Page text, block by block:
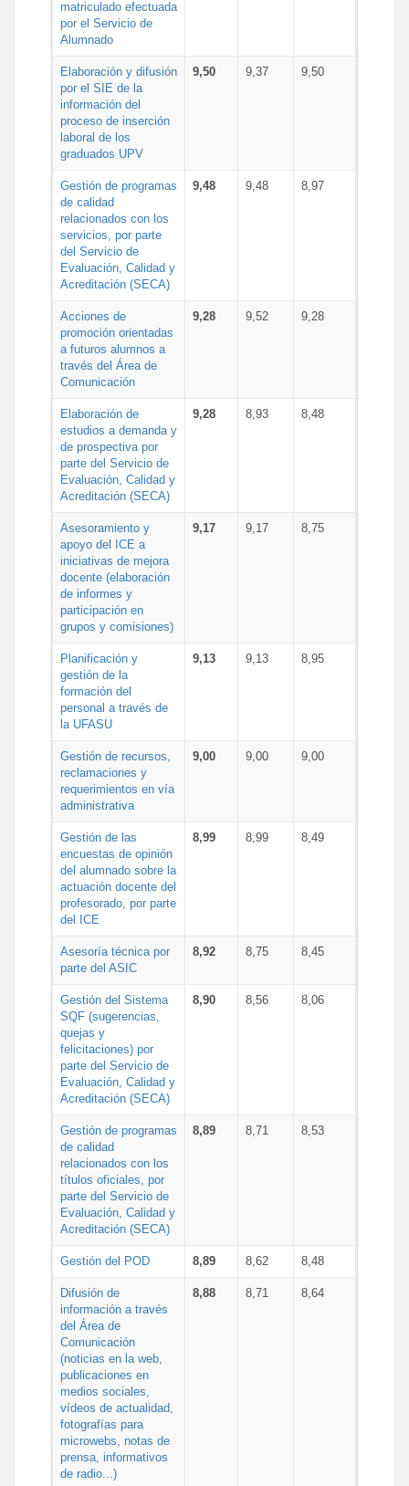
matriculado efectuada
por el Servicio de
Alumnado
Elaboración y difusión
por el SIE de la
información del
proceso de inserción
laboral de los
graduados UPV
9,50 9,37 9,50
Gestión de programas
de calidad
relacionados con los
servicios, por parte
del Servicio de
Evaluación, Calidad y
Acreditación (SECA)
9,48 9,48 8,97
Acciones de
promoción orientadas
a futuros alumnos a
través del Área de
Comunicación
9,28 9,52 9,28
Elaboración de
estudios a demanda y
de prospectiva por
parte del Servicio de
Evaluación, Calidad y
Acreditación (SECA)
9,28 8,93 8,48
Asesoramiento y
apoyo del ICE a
iniciativas de mejora
docente (elaboración
de informes y
participación en
grupos y comisiones)
9,17 9,17 8,75
Planificación y
gestión de la
formación del
personal a través de
la UFASU
9,13 9,13 8,95
Gestión de recursos,
reclamaciones y
requerimientos en vía
administrativa
9,00 9,00 9,00
Gestión de las
encuestas de opinión
del alumnado sobre la
actuación docente del
profesorado, por parte
del ICE
8,99 8,99 8,49
Asesoría técnica por
parte del ASIC
8,92 8,75 8,45
Gestión del Sistema
SQF (sugerencias,
quejas y
felicitaciones) por
parte del Servicio de
Evaluación, Calidad y
Acreditación (SECA)
8,90 8,56 8,06
Gestión de programas
de calidad
relacionados con los
títulos oficiales, por
parte del Servicio de
Evaluación, Calidad y
Acreditación (SECA)
8,89 8,71 8,53
Gestión del POD 8,89 8,62 8,48
Difusión de
información a través
del Área de
Comunicación
(noticias en la web,
publicaciones en
medios sociales,
vídeos de actualidad,
fotografías para
microwebs, notas de
prensa, informativos
de radio...)
8,88 8,71 8,64